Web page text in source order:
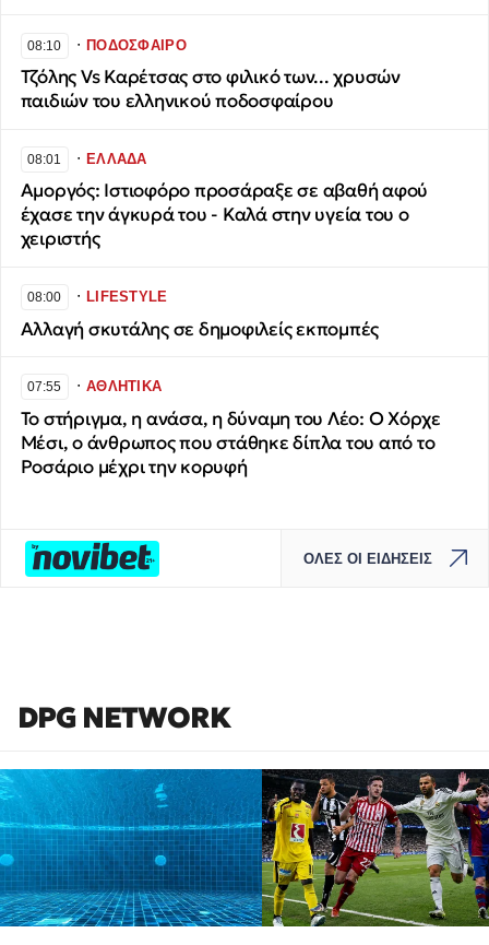
08:10 ∙ΠΟΔΟΣΦΑΙΡΟ
Τζόλης Vs Καρέτσας στο φιλικό των... χρυσών
παιδιών του ελληνικού ποδοσφαίρου
08:01 ∙ΕΛΛΑΔΑ
Αμοργός: Ιστιοφόρο προσάραξε σε αβαθή αφού
έχασε την άγκυρά του - Καλά στην υγεία του ο
χειριστής
08:00 ∙LIFESTYLE
Αλλαγή σκυτάλης σε δημοφιλείς εκπομπές
07:55 ∙ΑΘΛΗΤΙΚΑ
Το στήριγμα, η ανάσα, η δύναμη του Λέο: Ο Χόρχε
Μέσι, ο άνθρωπος που στάθηκε δίπλα του από το
Ροσάριο μέχρι την κορυφή
ΟΛΕΣ ΟΙ ΕΙΔΗΣΕΙΣ
DPG NETWORK